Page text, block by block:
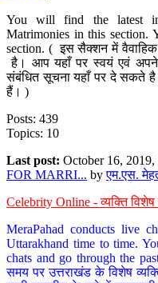
You will find the latest
Matrimonies in this section.
section. ( इस सैक्शन में वैवाहिक
है। आप यहाँ पर स्वयं एवं अपने
संबंधित सूचना यहाँ पर दे सकते
हैं। )
Posts: 439
Topics: 10
Last post: October 16,
FOR MARRI... byएम.एस.
Celebrity Online - व्यक्ति विशेष
MeraPahad conducts live
Uttarakhand time to time.
chats and go through the
समय पर उत्तराखंड के विशेष